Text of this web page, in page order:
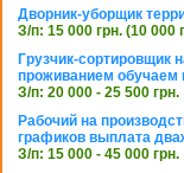
Дворник-уборщик
З/п: 15 000 грн. (10
Грузчик-сортировщик
проживанием обучаем
З/п: 20 000 - 25 500 грн.
Рабочий на
графиков выплата
З/п: 15 000 - 45 000 грн.